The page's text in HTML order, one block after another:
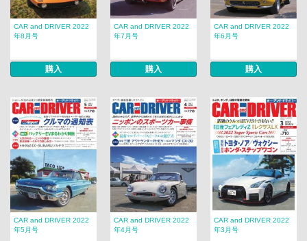
CAR and DRIVER 2022
年8月号
購入
CAR and DRIVER 2022
年7月号
購入
CAR and DRIVER 2022
年6月号
購入
CAR and DRIVER 2022
年5月号
CAR and DRIVER 2022
年4月号
CAR and DRIVER 2022
年3月号